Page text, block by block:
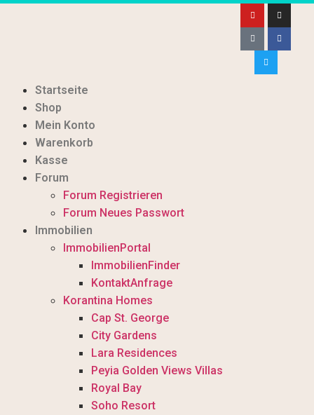
Startseite
Shop
Mein Konto
Warenkorb
Kasse
Forum
Forum Registrieren
Forum Neues Passwort
Immobilien
ImmobilienPortal
ImmobilienFinder
KontaktAnfrage
Korantina Homes
Cap St. George
City Gardens
Lara Residences
Peyia Golden Views Villas
Royal Bay
Soho Resort